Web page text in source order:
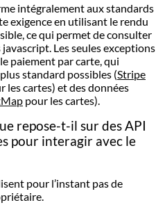
intégralement aux standards
exigence en utilisant le rendu
ce qui permet de consulter
Les seules exceptions
paiement par carte, qui
standard possibles (Stripe
les cartes) et des données
pour les cartes).
repose-t-il sur des API
pour interagir avec le
pour l’instant pas de